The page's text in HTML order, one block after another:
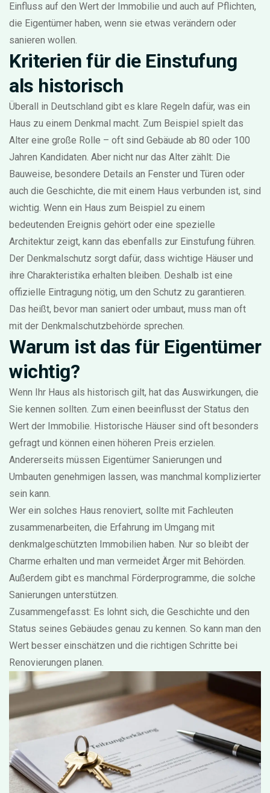
Einfluss auf den Wert der Immobilie und auch auf Pflichten,
die Eigentümer haben, wenn sie etwas verändern oder
sanieren wollen.
Kriterien für die Einstufung
als historisch
Überall in Deutschland gibt es klare Regeln dafür, was ein
Haus zu einem Denkmal macht. Zum Beispiel spielt das
Alter eine große Rolle – oft sind Gebäude ab 80 oder 100
Jahren Kandidaten. Aber nicht nur das Alter zählt: Die
Bauweise, besondere Details an Fenster und Türen oder
auch die Geschichte, die mit einem Haus verbunden ist, sind
wichtig. Wenn ein Haus zum Beispiel zu einem
bedeutenden Ereignis gehört oder eine spezielle
Architektur zeigt, kann das ebenfalls zur Einstufung führen.
Der Denkmalschutz sorgt dafür, dass wichtige Häuser und
ihre Charakteristika erhalten bleiben. Deshalb ist eine
offizielle Eintragung nötig, um den Schutz zu garantieren.
Das heißt, bevor man saniert oder umbaut, muss man oft
mit der Denkmalschutzbehörde sprechen.
Warum ist das für Eigentümer
wichtig?
Wenn Ihr Haus als historisch gilt, hat das Auswirkungen, die
Sie kennen sollten. Zum einen beeinflusst der Status den
Wert der Immobilie. Historische Häuser sind oft besonders
gefragt und können einen höheren Preis erzielen.
Andererseits müssen Eigentümer Sanierungen und
Umbauten genehmigen lassen, was manchmal komplizierter
sein kann.
Wer ein solches Haus renoviert, sollte mit Fachleuten
zusammenarbeiten, die Erfahrung im Umgang mit
denkmalgeschützten Immobilien haben. Nur so bleibt der
Charme erhalten und man vermeidet Ärger mit Behörden.
Außerdem gibt es manchmal Förderprogramme, die solche
Sanierungen unterstützen.
Zusammengefasst: Es lohnt sich, die Geschichte und den
Status seines Gebäudes genau zu kennen. So kann man den
Wert besser einschätzen und die richtigen Schritte bei
Renovierungen planen.